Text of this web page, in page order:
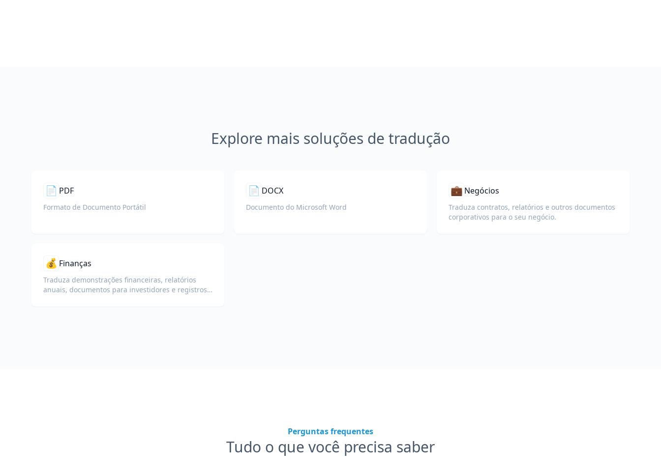
Explore mais soluções de tradução
📄 PDF
Formato de Documento Portátil
📄 DOCX
Documento do Microsoft Word
💼 Negócios
Traduza contratos, relatórios e outros documentos
corporativos para o seu negócio.
💰 Finanças
Traduza demonstrações financeiras, relatórios
anuais, documentos para investidores e registros
Perguntas frequentes
Tudo o que você precisa saber